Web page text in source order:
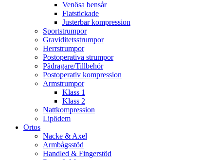
Venösa bensår
Flatstickade
Justerbar kompression
Sportstrumpor
Graviditetsstrumpor
Herrstrumpor
Postoperativa strumpor
Pådragare/Tillbehör
Postoperativ kompression
Armstrumpor
Klass 1
Klass 2
Nattkompression
Lipödem
Ortos
Nacke & Axel
Armbågsstöd
Handled & Fingerstöd